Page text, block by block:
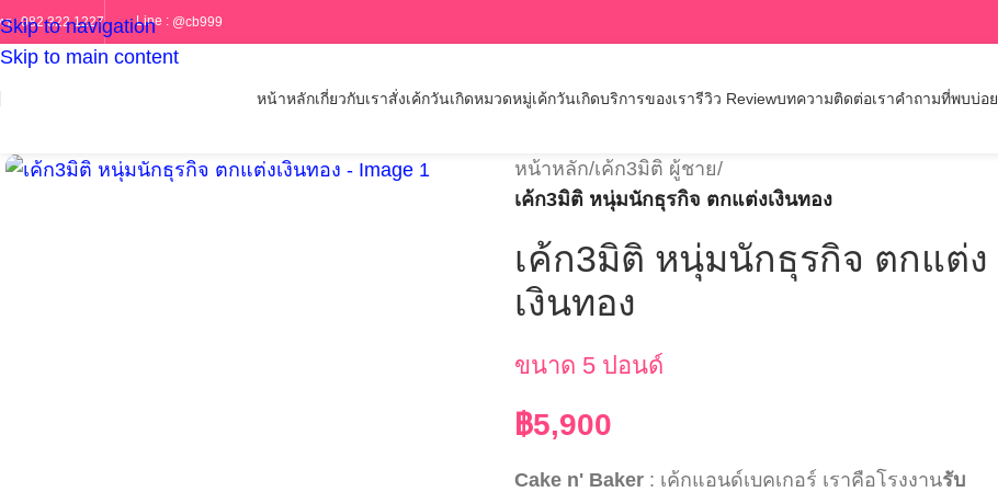
Skip to navigation
Skip to main content
ร : 082 322 1227 Line : @cb999
หน้าหลักเกี่ยวกับเราสั่งเค้กวันเกิดหมวดหมู่เค้กวันเกิดบริการของเรารีวิว Reviewบทความติดต่อเราคำถามที่พบบ่อย
หน้าหลัก/เค้ก3มิติ ผู้ชาย/
เค้ก3มิติ หนุ่มนักธุรกิจ ตกแต่งเงินทอง
เค้ก3มิติ หนุ่มนักธุรกิจ ตกแต่ง
เงินทอง
ขนาด 5 ปอนด์
฿5,900
Cake n' Baker : เค้กแอนด์เบคเกอร์ เราคือโรงงานรับ